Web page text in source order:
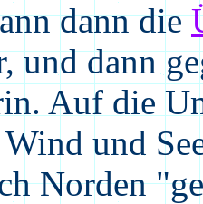
dann die
und dann
Auf die
und
Norden